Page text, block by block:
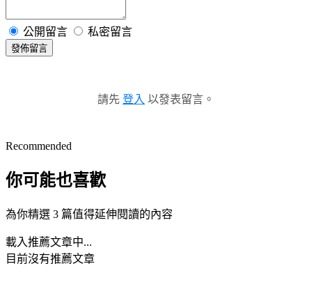
公開留言 私密留言
發佈留言
請先 登入 以發表留言。
Recommended
你可能也喜歡
為你精選 3 篇值得延伸閱讀的內容
載入推薦文章中...
目前沒有推薦文章